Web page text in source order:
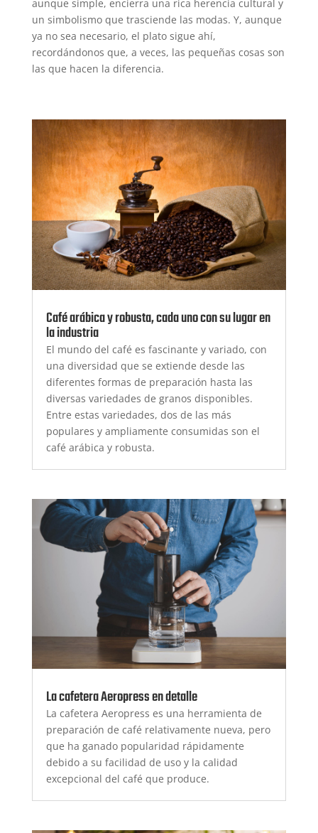
aunque simple, encierra una rica herencia cultural y
un simbolismo que trasciende las modas. Y, aunque
ya no sea necesario, el plato sigue ahí,
recordándonos que, a veces, las pequeñas cosas son
las que hacen la diferencia.
Café arábica y robusta, cada uno con su lugar en
la industria
El mundo del café es fascinante y variado, con
una diversidad que se extiende desde las
diferentes formas de preparación hasta las
diversas variedades de granos disponibles.
Entre estas variedades, dos de las más
populares y ampliamente consumidas son el
café arábica y robusta.
La cafetera Aeropress en detalle
La cafetera Aeropress es una herramienta de
preparación de café relativamente nueva, pero
que ha ganado popularidad rápidamente
debido a su facilidad de uso y la calidad
excepcional del café que produce.